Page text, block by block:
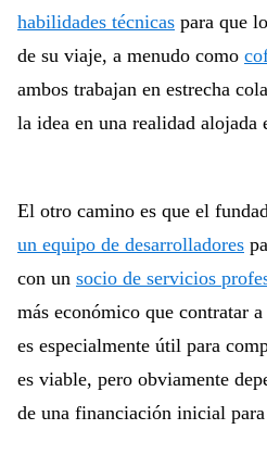
habilidades técnicas para que
de su viaje, a menudo como
ambos trabajan en estrecha
la idea en una realidad alojada
El otro camino es que el
un equipo de desarrolladores
con un socio de servicios
más económico que contratar
es especialmente útil para
es viable, pero obviamente
de una financiación inicial